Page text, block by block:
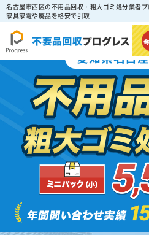
名古屋市西区の不用品回収・粗大ゴミ処分業者
家具家電や廃品を格安で引取
愛知県名古